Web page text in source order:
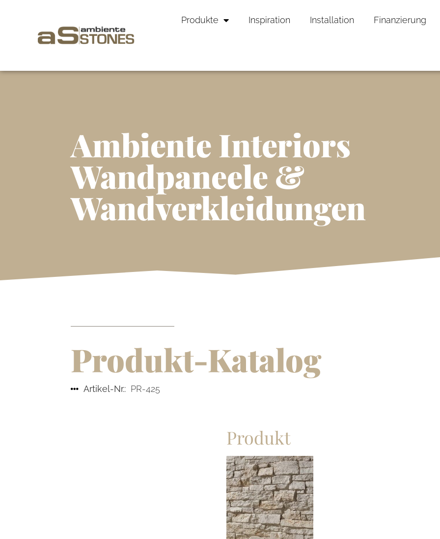
Produkte Inspiration Installation Finanzierung
Ambiente Interiors
Wandpaneele &
Wandverkleidungen
Produkt-Katalog
Artikel-Nr.: PR-425
Produkt